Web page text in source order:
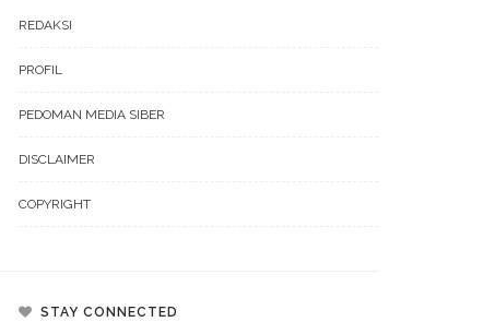
REDAKSI
PROFIL
PEDOMAN MEDIA SIBER
DISCLAIMER
COPYRIGHT
STAY CONNECTED